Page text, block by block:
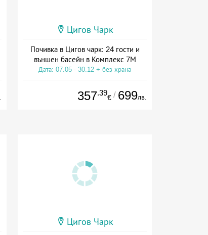
Цигов Чарк
Почивка в Цигов чарк: 24 гости и
външен басейн в Комплекс 7М
Дата: 07.05 - 30.12 + без храна
357.39
€ / 699лв.
Цигов Чарк